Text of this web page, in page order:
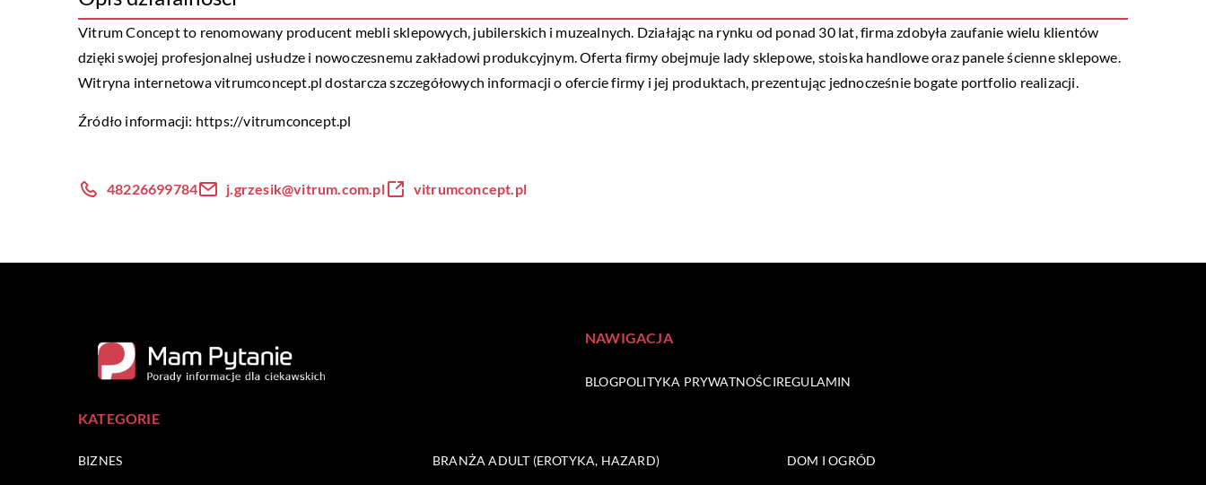
Vitrum Concept to renomowany producent mebli sklepowych, jubilerskich i muzealnych. Działając na rynku od ponad 30 lat, firma zdobyła zaufanie wielu klientów
dzięki swojej profesjonalnej usłudze i nowoczesnemu zakładowi produkcyjnym. Oferta firmy obejmuje lady sklepowe, stoiska handlowe oraz panele ścienne sklepowe.
Witryna internetowa vitrumconcept.pl dostarcza szczegółowych informacji o ofercie firmy i jej produktach, prezentując jednocześnie bogate portfolio realizacji.
Źródło informacji: https://vitrumconcept.pl
48226699784 j.grzesik@vitrum.com.pl vitrumconcept.pl
NAWIGACJA
BLOGPOLITYKA PRYWATNOŚCIREGULAMIN
KATEGORIE
BIZNES BRANŻA ADULT (EROTYKA, HAZARD) DOM I OGRÓD